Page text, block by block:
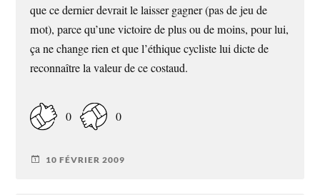
que ce dernier devrait le laisser gagner (pas de jeu de
mot), parce qu’une victoire de plus ou de moins, pour lui,
ça ne change rien et que l’éthique cycliste lui dicte de
reconnaître la valeur de ce costaud.
0 0
10 FÉVRIER 2009